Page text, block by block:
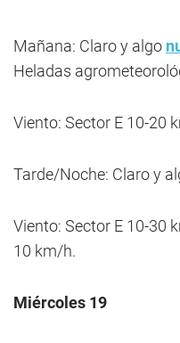
Mañana: Claro y algo
Heladas
Viento: Sector E 10-20
Tarde/Noche: Claro y
Viento: Sector E 10-30
10 km/h.
Miércoles 19